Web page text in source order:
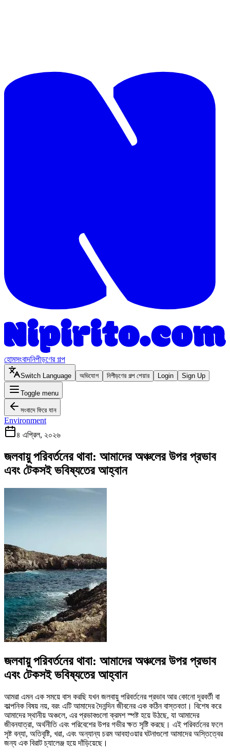
হোমসংবাদনিপীড়ণের গল্প
Switch Language অভিযোগ নিপীড়ণের গল্প শেয়ার Login Sign Up
Toggle menu
সংবাদে ফিরে যান
Environment
৪ এপ্রিল, ২০২৬
জলবায়ু পরিবর্তনের থাবা: আমাদের অঞ্চলের উপর প্রভাব
এবং টেকসই ভবিষ্যতের আহ্বান
জলবায়ু পরিবর্তনের থাবা: আমাদের অঞ্চলের উপর প্রভাব
এবং টেকসই ভবিষ্যতের আহ্বান
আমরা এমন এক সময়ে বাস করছি যখন জলবায়ু পরিবর্তনের প্রভাব আর কোনো দূরবর্তী বা
কাল্পনিক বিষয় নয়, বরং এটি আমাদের দৈনন্দিন জীবনের এক কঠিন বাস্তবতা। বিশেষ করে
আমাদের স্থানীয় অঞ্চলে, এর প্রভাবগুলো ক্রমশ স্পষ্ট হয়ে উঠছে, যা আমাদের
জীবনযাত্রা, অর্থনীতি এবং পরিবেশের উপর গভীর ক্ষত সৃষ্টি করছে। এই পরিবর্তনের ফলে
সৃষ্ট বন্যা, অতিবৃষ্টি, খরা, এবং অন্যান্য চরম আবহাওয়ার ঘটনাগুলো আমাদের অস্তিত্বের
জন্য এক বিরাট চ্যালেঞ্জ হয়ে দাঁড়িয়েছে।